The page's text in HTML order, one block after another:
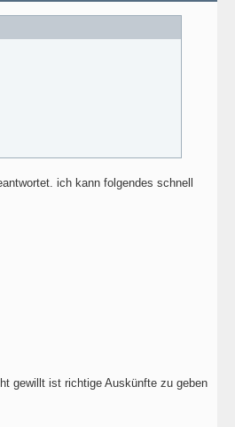
ich kann folgendes schnell
gewillt ist richtige Auskünfte zu geben